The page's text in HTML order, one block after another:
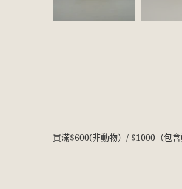
買滿$600(非動物）/ $1000（包